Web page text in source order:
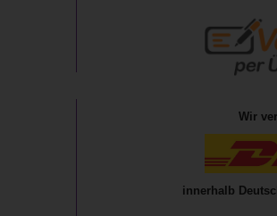
Wir
innerhalb